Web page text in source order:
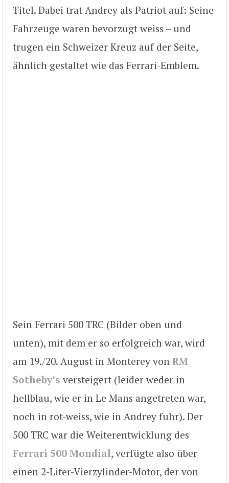
Titel. Dabei trat Andrey als Patriot auf: Seine
Fahrzeuge waren bevorzugt weiss – und
trugen ein Schweizer Kreuz auf der Seite,
ähnlich gestaltet wie das Ferrari-Emblem.
Sein Ferrari 500 TRC (Bilder oben und
unten), mit dem er so erfolgreich war, wird
am 19./20. August in Monterey von RM
Sotheby’s versteigert (leider weder in
hellblau, wie er in Le Mans angetreten war,
noch in rot-weiss, wie in Andrey fuhr). Der
500 TRC war die Weiterentwicklung des
Ferrari 500 Mondial, verfügte also über
einen 2-Liter-Vierzylinder-Motor, der von